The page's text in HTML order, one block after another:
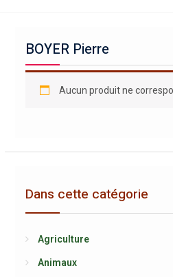
BOYER Pierre
Aucun produit ne
Dans cette catégorie
Agriculture
Animaux